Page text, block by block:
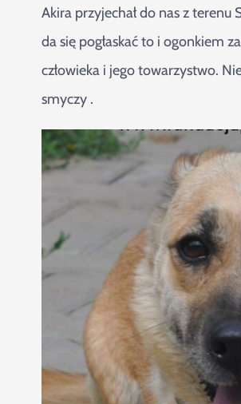
Akira przyjechał do nas z terenu
da się pogłaskać to i ogonkiem
człowieka i jego towarzystwo.
smyczy .